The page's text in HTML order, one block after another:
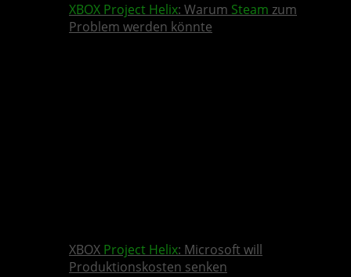
XBOX Project Helix: Warum Steam zum
Problem werden könnte
XBOX Project Helix: Microsoft will
Produktionskosten senken